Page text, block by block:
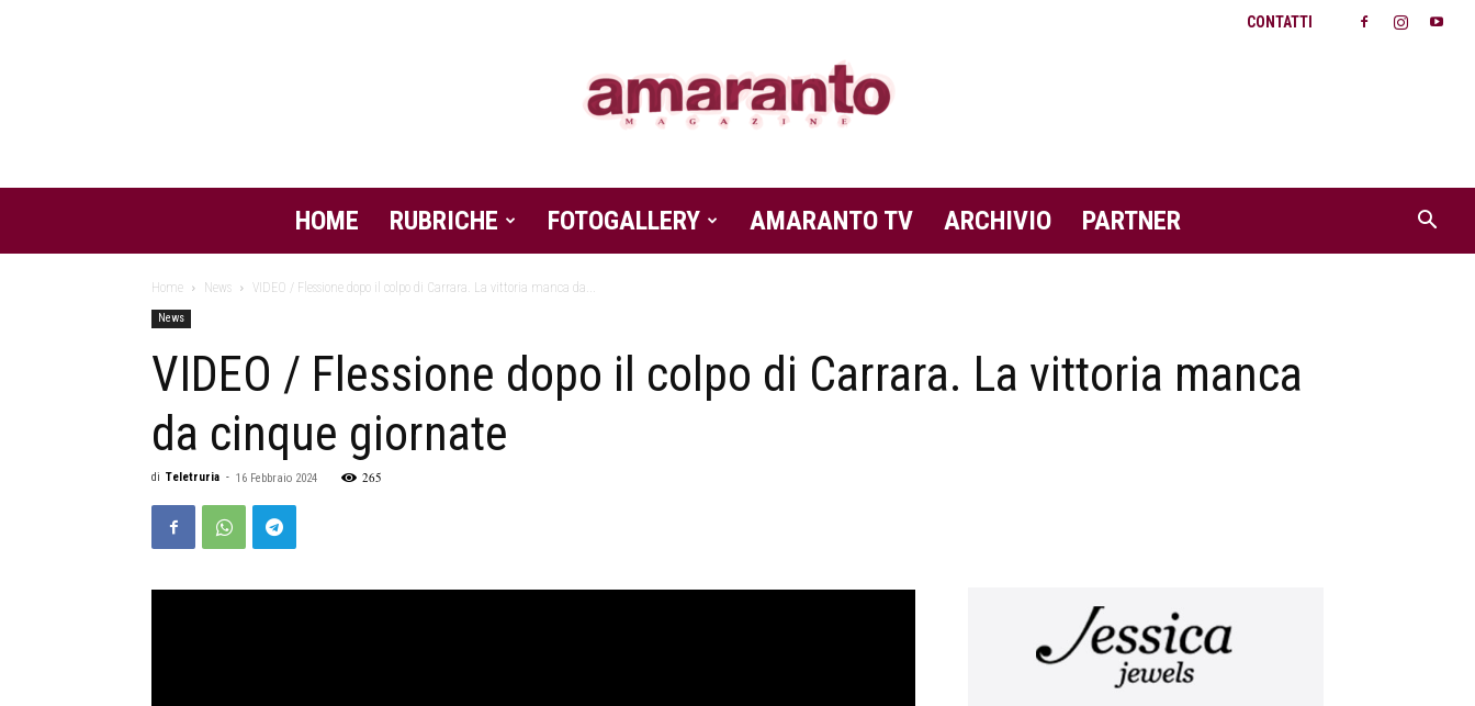
CONTATTI
Amaranto
Magazine
HOME RUBRICHE FOTOGALLERY AMARANTO TV ARCHIVIO PARTNER
Home News VIDEO / Flessione dopo il colpo di Carrara. La vittoria manca da...
News
VIDEO / Flessione dopo il colpo di Carrara. La vittoria manca
da cinque giornate
di Teletruria - 16 Febbraio 2024 265